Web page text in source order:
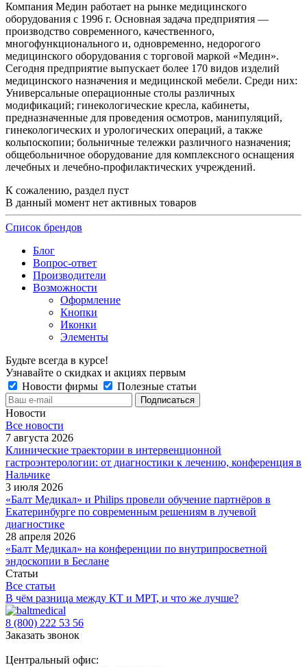
Компания Медин работает на рынке медицинского
оборудования с 1996 г. Основная задача предприятия —
производство современного, качественного,
многофункционального и, одновременно, недорогого
медицинского оборудования с торговой маркой «Медин».
Сегодня предприятие выпускает более 170 видов изделий
медицинского назначения и медицинской мебели. Среди них:
Универсальные операционные столы различных
модификаций; гинекологические кресла, кабинеты,
предназначенные для проведения осмотров, манипуляций,
гинекологических и урологических операций, а также
кольпоскопии; больничные тележки различного назначения;
общебольничное оборудование для комплексного оснащения
лечебных и лечебно-профилактических учреждений.
К сожалению, раздел пуст
В данный момент нет активных товаров
Список брендов
Блог
Вопрос-ответ
Производители
Возможности
Оформление
Кнопки
Иконки
Элементы
Будьте всегда в курсе!
Узнавайте о скидках и акциях первым
Новости фирмы
Полезные статьи
Новости
Все новости
7 августа 2026
Клинические траектории в интервенционной
гастроэнтерологии: от диагностики к лечению, конференция в
Нальчике
3 июля 2026
«Балт Медикал» и Philips провели обучение партнёров в
Екатеринбурге по современным решениям в лучевой
диагностике
28 апреля 2026
«Балт Медикал» на конференции по внутрипросветной
эндоскопии в Беслане
Статьи
Все статьи
В чём разница между КТ и МРТ, и что же лучше?
8 (800) 222 53 56
Заказать звонок
Центральный офис: